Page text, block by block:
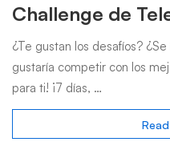
Challenge de
¿Te gustan los desafíos?
gustaría competir con los
para ti! ¡7 días, …